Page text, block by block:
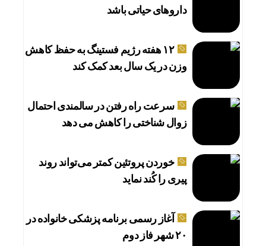
داروهای حیاتی باشد
۱۲ هفته رژیم فستینگ به حفظ کاهش
وزن در یک سال بعد کمک کند
سرعت راه رفتن در سالمندی احتمال
زوال شناختی را کاهش می دهد
خوردن پروتئین کمتر می‌تواند روند
پیری را کُند نماید
آغاز رسمی برنامه پزشکی خانواده در
۲۰ شهر فاز دوم